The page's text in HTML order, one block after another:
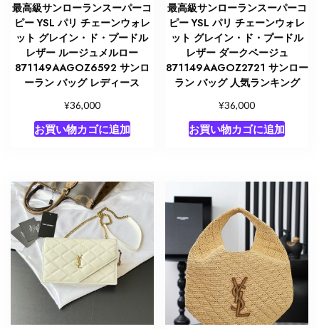
最高級サンローランスーパーコ
ピー YSL パリ チェーンウォレ
ット グレイン・ド・プードル
レザー ルージュメルロー
871149AAGOZ6592 サンロ
ーラン バッグ レディース
¥36,000
お買い物カゴに追加
最高級サンローランスーパーコ
ピー YSL パリ チェーンウォレ
ット グレイン・ド・プードル
レザー ダークベージュ
871149AAGOZ2721 サンロー
ラン バッグ 人気ランキング
¥36,000
お買い物カゴに追加